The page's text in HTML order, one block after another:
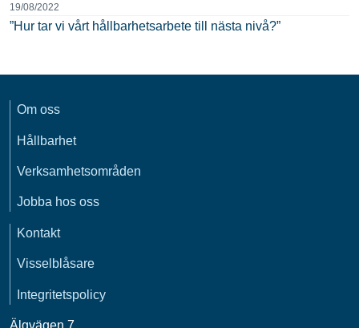
19/08/2022
”Hur tar vi vårt hållbarhetsarbete till nästa nivå?”
Om oss
Hållbarhet
Verksamhetsområden
Jobba hos oss
Kontakt
Visselblåsare
Integritetspolicy
Älgvägen 7